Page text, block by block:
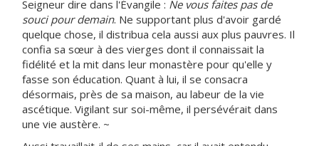
Seigneur dire dans l'Évangile : Ne vous faites pas de
souci pour demain. Ne supportant plus d'avoir gardé
quelque chose, il distribua cela aussi aux plus pauvres. Il
confia sa sœur à des vierges dont il connaissait la
fidélité et la mit dans leur monastère pour qu'elle y
fasse son éducation. Quant à lui, il se consacra
désormais, près de sa maison, au labeur de la vie
ascétique. Vigilant sur soi-même, il persévérait dans
une vie austère. ~